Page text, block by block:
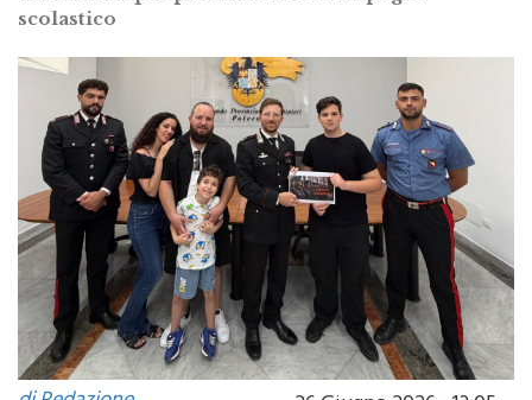
di Redazione
26 Giugno 2026 - 13:05